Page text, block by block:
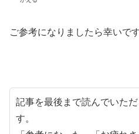
ご参考になりましたら幸いです
記事を最後まで読んでいた
す。